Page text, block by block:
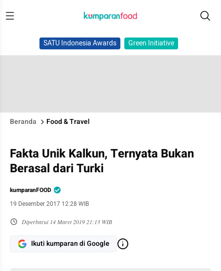
SATU Indonesia Awards Green Initiative
Beranda Food & Travel
Fakta Unik Kalkun, Ternyata Bukan
Berasal dari Turki
kumparanFOOD
19 Desember 2017 12:28 WIB
Diperbarui 14 Maret 2019 21:13 WIB
Ikuti kumparan di Google